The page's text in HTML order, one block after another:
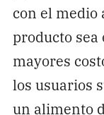
con el medio
producto
mayores
los usuarios
un alimento